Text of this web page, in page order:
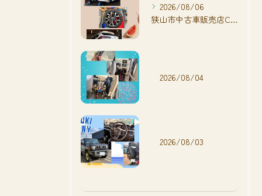
2026/08/06
狭山市中古車販売店CarShop FACT.🚗
2026/08/04
2026/08/03